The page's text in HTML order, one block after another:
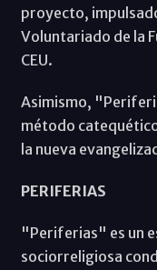
proyecto,
Voluntariado de la
CEU.
Asimismo,
método
la nueva
PERIFERIAS
"Periferias" es un
sociorreligiosa